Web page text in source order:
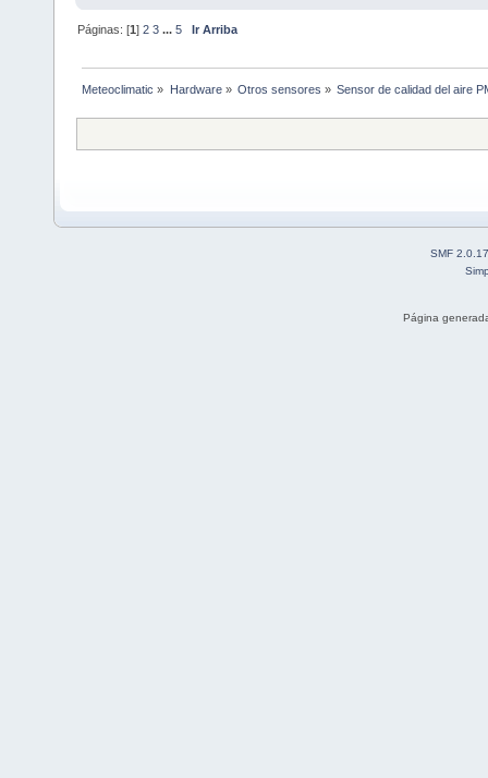
Páginas: [1]2 3 ...5 Ir Arriba
Meteoclimatic » Hardware» Otros sensores » Sensor de calidad del aire
SMF 2.0.17
Página